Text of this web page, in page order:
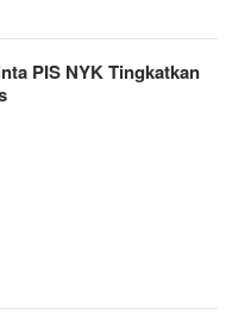
PIS NYK Tingkatkan